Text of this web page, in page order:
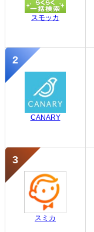
スモッカ
CANARY
スミカ